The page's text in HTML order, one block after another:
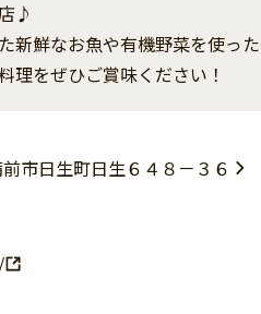
♪
新鮮なお魚や有機野菜を使っ
理をぜひご賞味ください！
市日生町日生６４８－３６